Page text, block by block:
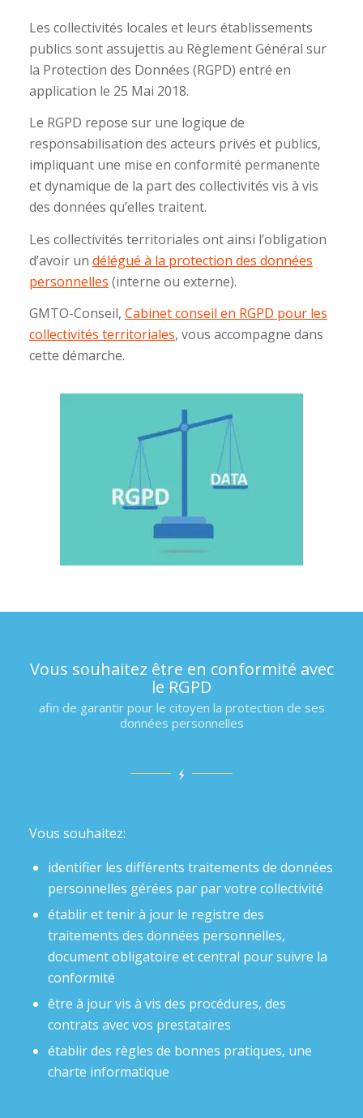
Les collectivités locales et leurs établissements
publics sont assujettis au Règlement Général sur
la Protection des Données (RGPD) entré en
application le 25 Mai 2018.
Le RGPD repose sur une logique de
responsabilisation des acteurs privés et publics,
impliquant une mise en conformité permanente
et dynamique de la part des collectivités vis à vis
des données qu’elles traitent.
Les collectivités territoriales ont ainsi l’obligation
d’avoir un délégué à la protection des données
personnelles (interne ou externe).
GMTO-Conseil, Cabinet conseil en RGPD pour les
collectivités territoriales, vous accompagne dans
cette démarche.
Vous souhaitez être en conformité avec
le RGPD
afin de garantir pour le citoyen la protection de ses
données personnelles
Vous souhaitez:
identifier les différents traitements de données
personnelles gérées par par votre collectivité
établir et tenir à jour le registre des
traitements des données personnelles,
document obligatoire et central pour suivre la
conformité
être à jour vis à vis des procédures, des
contrats avec vos prestataires
établir des règles de bonnes pratiques, une
charte informatique